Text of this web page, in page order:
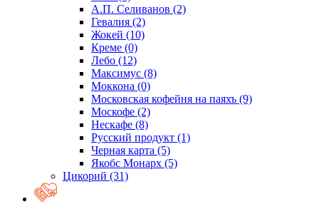
А.П. Селиванов (2)
Гевалия (2)
Жокей (10)
Креме (0)
Лебо (12)
Максимус (8)
Моккона (0)
Московская кофейня на паяхъ (9)
Москофе (2)
Нескафе (8)
Русский продукт (1)
Черная карта (5)
Якобс Монарх (5)
Цикорий (31)